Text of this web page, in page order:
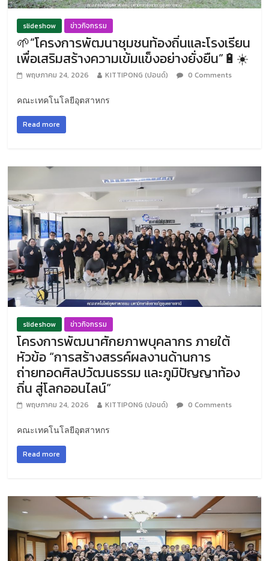
slideshow ข่าวกิจกรรม
🌱”โครงการพัฒนาชุมชนท้องถิ่นและโรงเรียน
เพื่อเสริมสร้างความเข้มแข็งอย่างยั่งยืน”🔋☀️
พฤษภาคม 24, 2026 KITTIPONG (ปอนด์) 0 Comments
คณะเทคโนโลยีอุตสาหกร
Read more
slideshow ข่าวกิจกรรม
โครงการพัฒนาศักยภาพบุคลากร ภายใต้
หัวข้อ “การสร้างสรรค์ผลงานด้านการ
ถ่ายทอดศิลปวัฒนธรรม และภูมิปัญญาท้อง
ถิ่น สู่โลกออนไลน์”
พฤษภาคม 24, 2026 KITTIPONG (ปอนด์) 0 Comments
คณะเทคโนโลยีอุตสาหกร
Read more